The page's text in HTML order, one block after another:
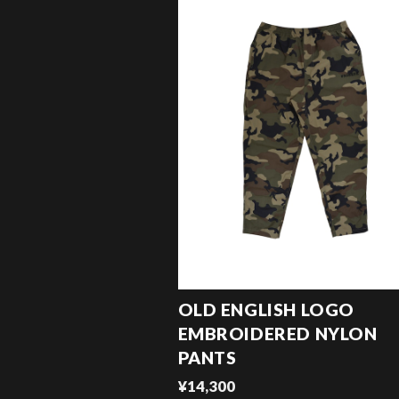
OLD ENGLISH LOGO
EMBROIDERED NYLON
PANTS
¥14,300